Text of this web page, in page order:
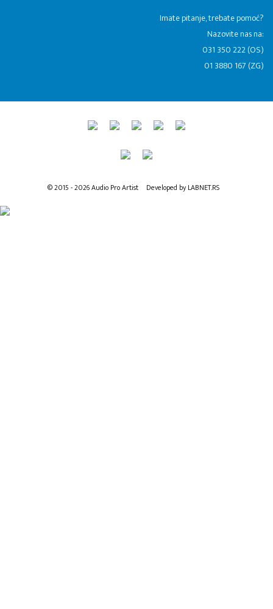
​Imate pitanje, trebate pomoć?
Nazovite nas na:
031 350 222 (OS)
01 3880 167 (ZG)
© 2015 - 2026 Audio Pro Artist Developed by LABNET.RS